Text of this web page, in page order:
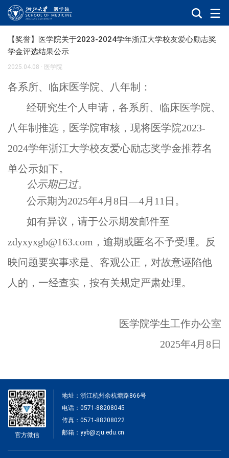
【奖誉】医学院关于2023-2024学年浙江大学校友爱心励志奖
学金评选结果公示
2025.04.08 · 医学院
各系所、临床医学院、八年制：
经研究生个人申请，各系所、临床医学院、
八年制推选，医学院审核，现将医学院2023-
2024学年浙江大学校友爱心励志奖学金推荐名
单公示如下。
公示期已过。
公示期为2025年4月8日—4月 11 日。
如有异议，请于公示期发邮件至
zdyxyxgb@163.com ，逾期或匿名不予受理。反
映问题要实事求是、客观公正，对故意诬陷他
人的，一经查实，按有关规定严肃处理。
医学院学生工作办公室
2025年4月 8日
官方微信
地址：浙江杭州余杭塘路866号
电话：0571-88208045
传真：0571-88208022
邮箱：yyb@zju.edu.cn